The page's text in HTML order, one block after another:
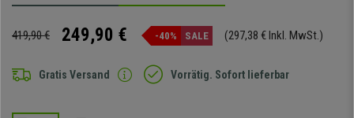
419,90 € 249,90 € -40% SALE (297,38 € Inkl. MwSt.)
Gratis Versand Vorrätig. Sofort lieferbar